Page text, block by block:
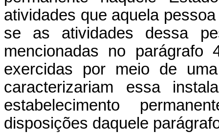
atividades que aquela
se as atividades dessa
mencionadas no
exercidas por meio de
caracterizariam essa
estabelecimento
disposições daquele